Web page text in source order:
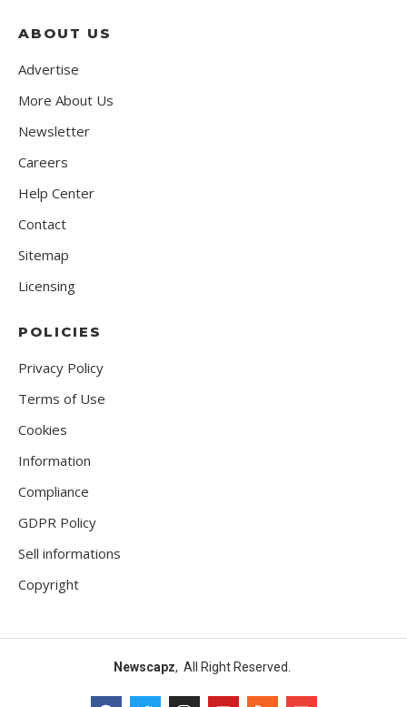
ABOUT US
Advertise
More About Us
Newsletter
Careers
Help Center
Contact
Sitemap
Licensing
POLICIES
Privacy Policy
Terms of Use
Cookies
Information
Compliance
GDPR Policy
Sell informations
Copyright
Newscapz, All Right Reserved.